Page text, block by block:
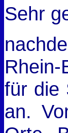
Sehr
für die
an.